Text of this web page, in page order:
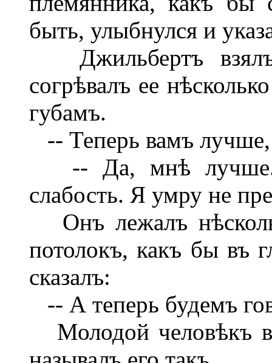
быть, улыбнулся и
Джильбертъ
согрѣвалъ ее
губамъ.
-- Теперь вамъ лучше,
-- Да, мнѣ лучше.
слабость. Я умру не
Онъ лежалъ
потолокъ, какъ бы въ
сказалъ:
-- А теперь будемъ
Молодой человѣкъ